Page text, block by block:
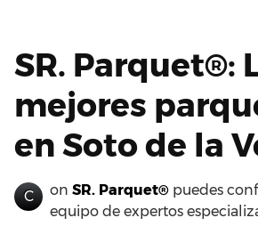
SR. Parquet®:
mejores
en Soto de la
C on SR. Parquet® puedes
equipo de expertos